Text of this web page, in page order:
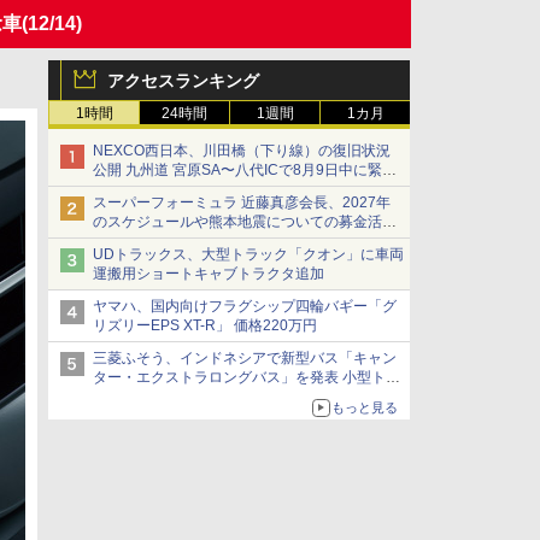
(12/14)
アクセスランキング
1時間 24時間 1週間 1カ月
NEXCO西日本、川田橋（下り線）の復旧状況
公開 九州道 宮原SA〜八代ICで8月9日中に緊急
車両を通行可能に
スーパーフォーミュラ 近藤真彦会長、2027年
のスケジュールや熊本地震についての募金活動
を紹介
UDトラックス、大型トラック「クオン」に車両
運搬用ショートキャブトラクタ追加
ヤマハ、国内向けフラグシップ四輪バギー「グ
リズリーEPS XT-R」 価格220万円
三菱ふそう、インドネシアで新型バス「キャン
ター・エクストラロングバス」を発表 小型トラ
ックベースの観光・旅客輸送向けバス
もっと見る